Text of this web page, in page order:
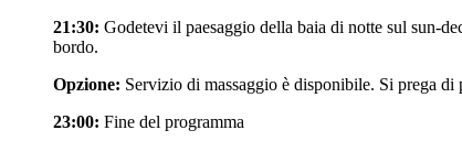
21:30: Godetevi il paesaggio della baia di notte sul sun-
bordo.
Opzione: Servizio di massaggio è disponibile. Si prega
23:00: Fine del programma